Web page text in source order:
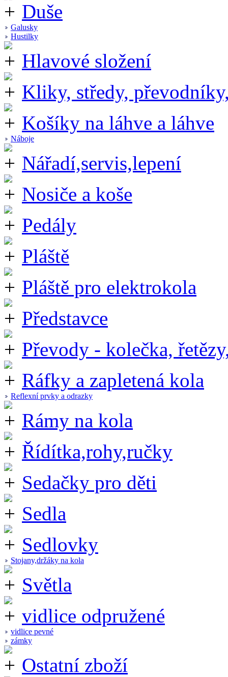
Duše
Galusky
Hustilky
Hlavové složení
Kliky, středy,
Košíky na láhve a láhve
Náboje
Nářadí,servis,lepení
Nosiče a koše
Pedály
Pláště
Pláště pro elektrokola
Představce
Převody - kolečka,
Ráfky a zapletená kola
Reflexní prvky a odrazky
Rámy na kola
Řídítka,rohy,ručky
Sedačky pro děti
Sedla
Sedlovky
Stojany,držáky na kola
Světla
vidlice odpružené
vidlice pevné
zámky
Ostatní zboží